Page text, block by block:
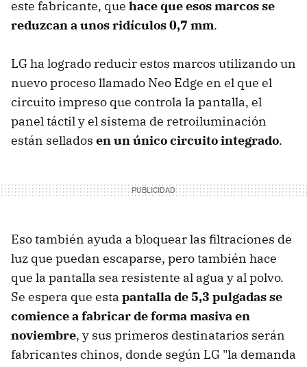
este fabricante, que hace que esos marcos se
reduzcan a unos ridículos 0,7 mm.
LG ha logrado reducir estos marcos utilizando un
nuevo proceso llamado Neo Edge en el que el
circuito impreso que controla la pantalla, el
panel táctil y el sistema de retroiluminación
están sellados en un único circuito integrado.
Eso también ayuda a bloquear las filtraciones de
luz que puedan escaparse, pero también hace
que la pantalla sea resistente al agua y al polvo.
Se espera que esta pantalla de 5,3 pulgadas se
comience a fabricar de forma masiva en
noviembre, y sus primeros destinatarios serán
fabricantes chinos, donde según LG "la demanda